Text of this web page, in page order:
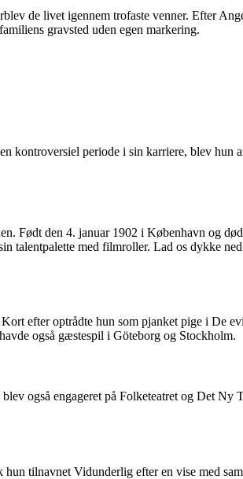
de livet igennem trofaste venner. Efter
gravsted uden egen markering.
kontroversiel periode i sin karriere, blev hun
Født den 4. januar 1902 i København og
talentpalette med filmroller. Lad os dykke
efter optrådte hun som pjanket pige i De
også gæstespil i Göteborg og Stockholm.
også engageret på Folketeatret og Det Ny
tilnavnet Vidunderlig efter en vise med